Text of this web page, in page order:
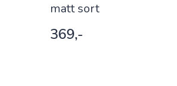
matt sort
369,-